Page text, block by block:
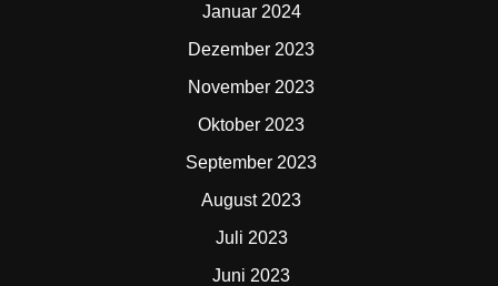
Januar 2024
Dezember 2023
November 2023
Oktober 2023
September 2023
August 2023
Juli 2023
Juni 2023